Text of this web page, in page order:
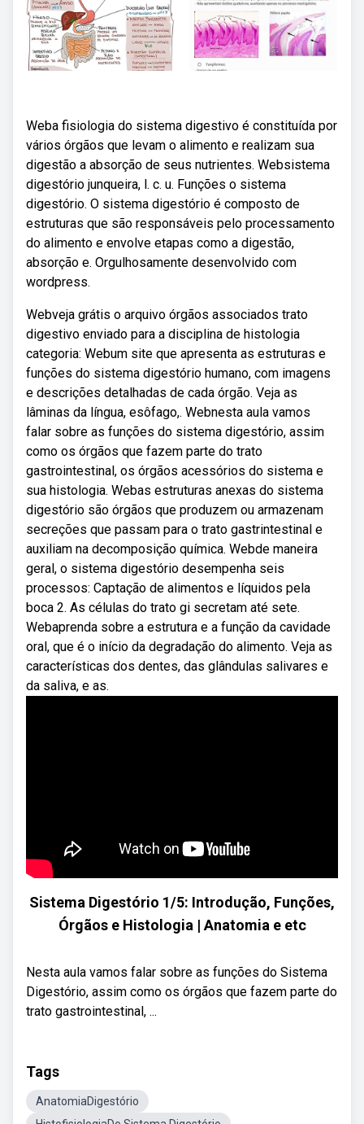
Weba fisiologia do sistema digestivo é constituída por
vários órgãos que levam o alimento e realizam sua
digestão a absorção de seus nutrientes. Websistema
digestório junqueira, l. c. u. Funções o sistema
digestório. O sistema digestório é composto de
estruturas que são responsáveis pelo processamento
do alimento e envolve etapas como a digestão,
absorção e. Orgulhosamente desenvolvido com
wordpress.
Webveja grátis o arquivo órgãos associados trato
digestivo enviado para a disciplina de histologia
categoria: Webum site que apresenta as estruturas e
funções do sistema digestório humano, com imagens
e descrições detalhadas de cada órgão. Veja as
lâminas da língua, esôfago,. Webnesta aula vamos
falar sobre as funções do sistema digestório, assim
como os órgãos que fazem parte do trato
gastrointestinal, os órgãos acessórios do sistema e
sua histologia. Webas estruturas anexas do sistema
digestório são órgãos que produzem ou armazenam
secreções que passam para o trato gastrintestinal e
auxiliam na decomposição química. Webde maneira
geral, o sistema digestório desempenha seis
processos: Captação de alimentos e líquidos pela
boca 2. As células do trato gi secretam até sete.
Webaprenda sobre a estrutura e a função da cavidade
oral, que é o início da degradação do alimento. Veja as
características dos dentes, das glândulas salivares e
da saliva, e as.
Sistema Digestório 1/5: Introdução, Funções,
Órgãos e Histologia | Anatomia e etc
Nesta aula vamos falar sobre as funções do Sistema
Digestório, assim como os órgãos que fazem parte do
trato gastrointestinal, ...
Tags
AnatomiaDigestório